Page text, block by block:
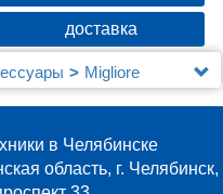
доставка
Migliore
хром
в Челябинске
область, г. Челябинск,